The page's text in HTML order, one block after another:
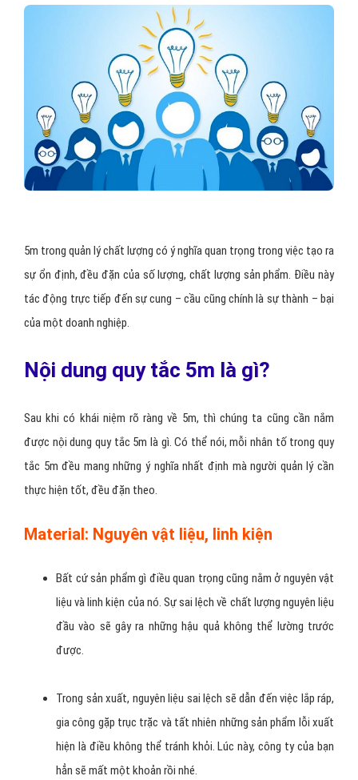
5m trong quản lý chất lượng có ý nghĩa quan trọng trong việc tạo ra
sự ổn định, đều đặn của số lượng, chất lượng sản phẩm. Điều này
tác động trực tiếp đến sự cung – cầu cũng chính là sự thành – bại
của một doanh nghiệp.
Nội dung quy tắc 5m là gì?
Sau khi có khái niệm rõ ràng về 5m, thì chúng ta cũng cần nắm
được nội dung quy tắc 5m là gì. Có thể nói, mỗi nhân tố trong quy
tắc 5m đều mang những ý nghĩa nhất định mà người quản lý cần
thực hiện tốt, đều đặn theo.
Material: Nguyên vật liệu, linh kiện
Bất cứ sản phẩm gì điều quan trọng cũng nằm ở nguyên vật
liệu và linh kiện của nó. Sự sai lệch về chất lượng nguyên liệu
đầu vào sẽ gây ra những hậu quả không thể lường trước
được.
Trong sản xuất, nguyên liệu sai lệch sẽ dẫn đến việc lắp ráp,
gia công gặp trục trặc và tất nhiên những sản phẩm lỗi xuất
hiện là điều không thể tránh khỏi. Lúc này, công ty của bạn
hẳn sẽ mất một khoản rồi nhé.